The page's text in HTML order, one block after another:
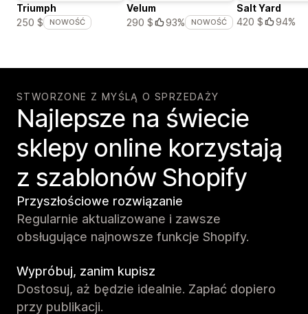
Triumph
250 $
NOWOŚĆ
Velum
290 $
93% NOWOŚĆ
Salt Yard
420 $
94%
STWORZONE Z MYŚLĄ O SPRZEDAŻY
Najlepsze na świecie
sklepy online korzystają
z szablonów Shopify
Przyszłościowe rozwiązanie
Regularnie aktualizowane i zawsze
obsługujące najnowsze funkcje Shopify.
Wypróbuj, zanim kupisz
Dostosuj, aż będzie idealnie. Zapłać dopiero
przy publikacji.